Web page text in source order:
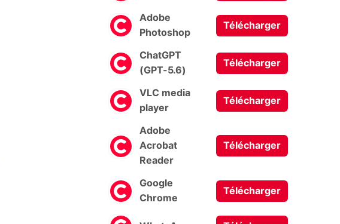
Adobe
Photoshop
Télécharger
ChatGPT
(GPT-5.6)
Télécharger
VLC media
player
Télécharger
Adobe
Acrobat
Reader
Télécharger
Google
Chrome
Télécharger